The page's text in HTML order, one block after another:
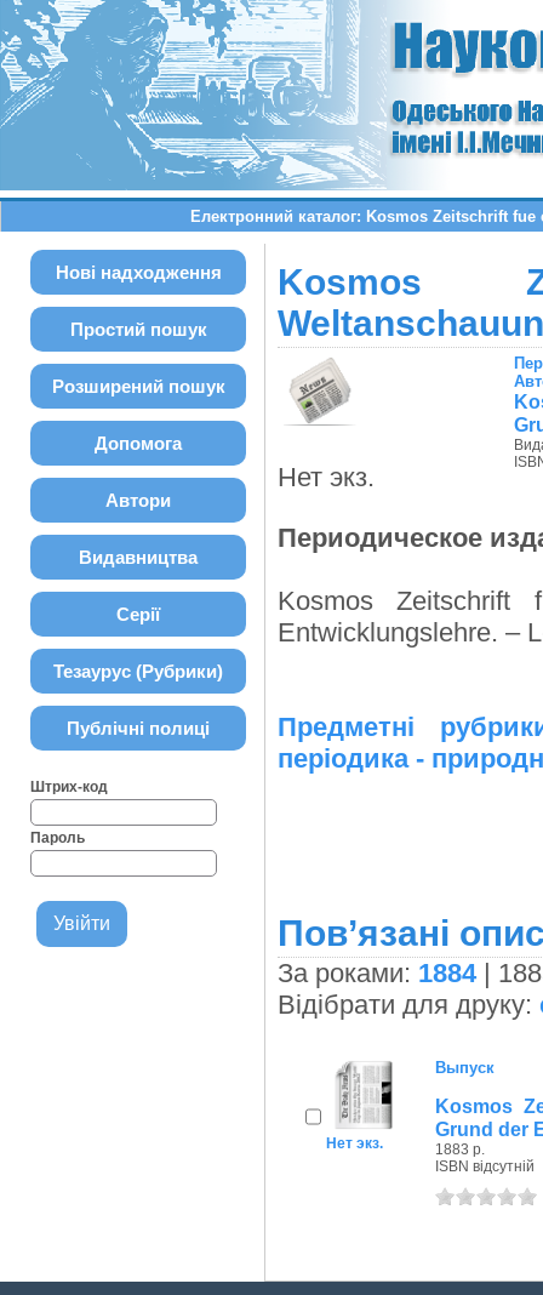
Електронний каталог: Kosmos Zeitschrift
Нові надходження
Простий пошук
Розширений пошук
Допомога
Автори
Видавництва
Серії
Тезаурус (Рубрики)
Публічні полиці
Штрих-код
Пароль
Kosmos
Нет экз.
Периодическое
Kosmos Zeitschrift
Entwicklungslehre. –
Предметні
періодика -
Пов’язані
За роками: 1884|
Відібрати для друку:
Нет экз.
Выпуск
Kosmos
Grund der
1883 р.
ISBN відсутній